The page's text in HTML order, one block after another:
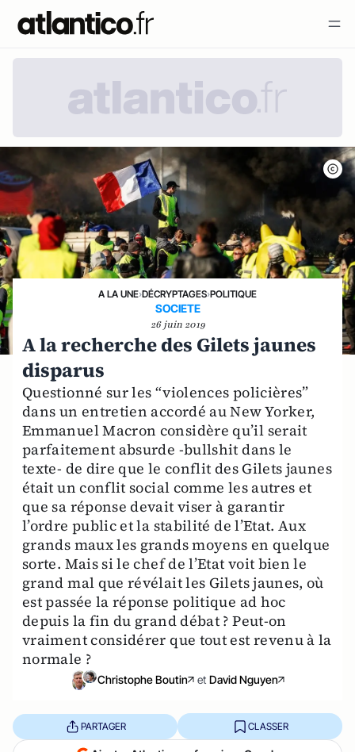
A LA UNE›DÉCRYPTAGES›POLITIQUE
SOCIETE
26 juin 2019
A la recherche des Gilets jaunes
disparus
Questionné sur les “violences policières”
dans un entretien accordé au New Yorker,
Emmanuel Macron considère qu’il serait
parfaitement absurde -bullshit dans le
texte- de dire que le conflit des Gilets jaunes
était un conflit social comme les autres et
que sa réponse devait viser à garantir
l’ordre public et la stabilité de l’Etat. Aux
grands maux les grands moyens en quelque
sorte. Mais si le chef de l’Etat voit bien le
grand mal que révélait les Gilets jaunes, où
est passée la réponse politique ad hoc
depuis la fin du grand débat ? Peut-on
vraiment considérer que tout est revenu à la
normale ?
Christophe Boutin et David Nguyen
PARTAGER CLASSER